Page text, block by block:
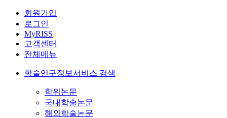
회원가입
로그인
MyRISS
고객센터
전체메뉴
학술연구정보서비스 검색
학위논문
국내학술논문
해외학술논문